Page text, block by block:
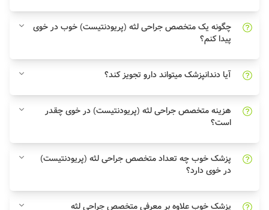
چگونه یک متخصص جراحی لثه (پریودنتیست) خوب در خوی
پیدا کنم؟
آیا دندانپزشک میتواند دارو تجویز کند؟
هزینه متخصص جراحی لثه (پریودنتیست) در خوی چقدر
است؟
پزشک خوب چه تعداد متخصص جراحی لثه (پریودنتیست)
در خوی دارد؟
پزشک خوب علاوه بر معرفی متخصص جراحی لثه